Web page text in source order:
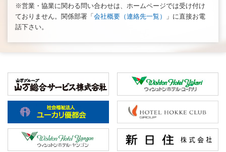
※営業・協業に関わる問い合わせは、ホームページでは受け付け
ておりません。関係部署「 会社概要（連絡先一覧）
」に直接お電
話下さい。